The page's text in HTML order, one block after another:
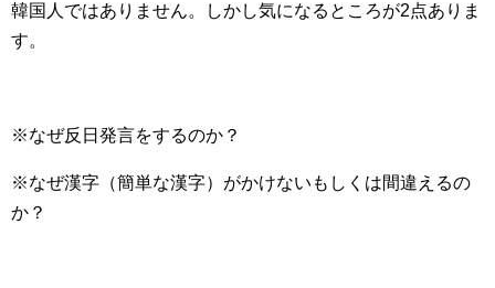
韓国人ではありません。しかし気になるところが2点ありま
す。
※なぜ反日発言をするのか？
※なぜ漢字（簡単な漢字）がかけないもしくは間違えるの
か？